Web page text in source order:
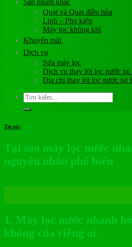
Sản phẩm khác
Quạt và Quạt điều hòa
Linh – Phụ kiện
Máy lọc không khí
Khuyến mãi
Dịch vụ
Sửa máy lọc
Dịch vụ thay lõi lọc nước tại
Địa chỉ thay lõi lọc nước tại
Tìm
kiếm:
Tin tức
Tại sao máy lọc nước
nguyên nhân phổ biến
1. Máy lọc nước nhanh
không của riêng ai